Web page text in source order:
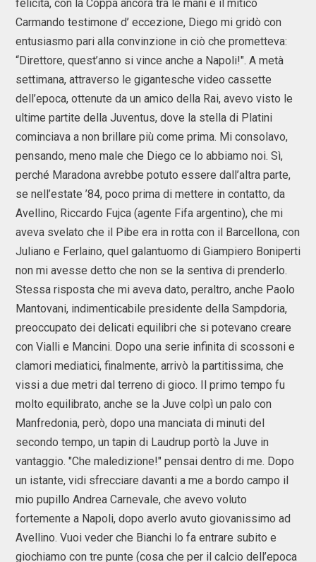
felicità, con la Coppa ancora tra le mani e il mitico
Carmando testimone d’ eccezione, Diego mi gridò con
entusiasmo pari alla convinzione in ciò che prometteva:
“Direttore, quest’anno si vince anche a Napoli!". A metà
settimana, attraverso le gigantesche video cassette
dell’epoca, ottenute da un amico della Rai, avevo visto le
ultime partite della Juventus, dove la stella di Platini
cominciava a non brillare più come prima. Mi consolavo,
pensando, meno male che Diego ce lo abbiamo noi. Sì,
perché Maradona avrebbe potuto essere dall’altra parte,
se nell’estate ’84, poco prima di mettere in contatto, da
Avellino, Riccardo Fujca (agente Fifa argentino), che mi
aveva svelato che il Pibe era in rotta con il Barcellona, con
Juliano e Ferlaino, quel galantuomo di Giampiero Boniperti
non mi avesse detto che non se la sentiva di prenderlo.
Stessa risposta che mi aveva dato, peraltro, anche Paolo
Mantovani, indimenticabile presidente della Sampdoria,
preoccupato dei delicati equilibri che si potevano creare
con Vialli e Mancini. Dopo una serie infinita di scossoni e
clamori mediatici, finalmente, arrivò la partitissima, che
vissi a due metri dal terreno di gioco. Il primo tempo fu
molto equilibrato, anche se la Juve colpì un palo con
Manfredonia, però, dopo una manciata di minuti del
secondo tempo, un tapin di Laudrup portò la Juve in
vantaggio. "Che maledizione!" pensai dentro di me. Dopo
un istante, vidi sfrecciare davanti a me a bordo campo il
mio pupillo Andrea Carnevale, che avevo voluto
fortemente a Napoli, dopo averlo avuto giovanissimo ad
Avellino. Vuoi veder che Bianchi lo fa entrare subito e
giochiamo con tre punte (cosa che per il calcio dell’epoca